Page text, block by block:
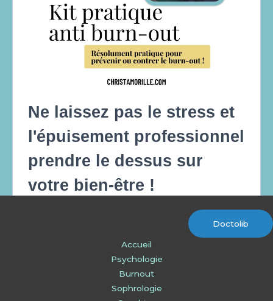
Doctolib
Accueil
Psychologie
Burnout
Sophrologie